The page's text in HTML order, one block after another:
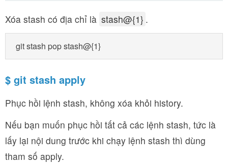
Xóa stash có địa chỉ là stash@{1} .
git stash pop stash@{1}
$ git stash apply
Phục hồi lệnh stash, không xóa khỏi history.
Nếu bạn muốn phục hồi tất cả các lệnh stash, tức là
lấy lại nội dung trước khi chạy lệnh stash thì dùng
tham số apply.